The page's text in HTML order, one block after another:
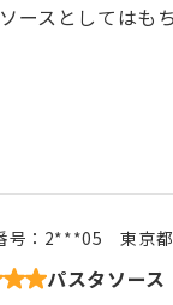
ースとしてはも
号： 2***05 東京
パスタソース